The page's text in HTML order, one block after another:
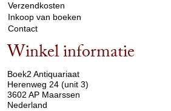
Verzendkosten
Inkoop van boeken
Contact
Winkel informatie
Boek2 Antiquariaat
Herenweg 24 (unit 3)
3602 AP Maarssen
Nederland